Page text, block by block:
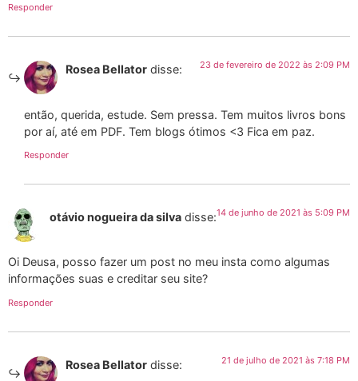
Responder
Rosea Bellator disse: 23 de fevereiro de 2022 às 2:09 PM
então, querida, estude. Sem pressa. Tem muitos livros bons
por aí, até em PDF. Tem blogs ótimos <3 Fica em paz.
Responder
otávio nogueira da silva disse:14 de junho de 2021 às 5:09 PM
Oi Deusa, posso fazer um post no meu insta como algumas
informações suas e creditar seu site?
Responder
Rosea Bellator disse: 21 de julho de 2021 às 7:18 PM